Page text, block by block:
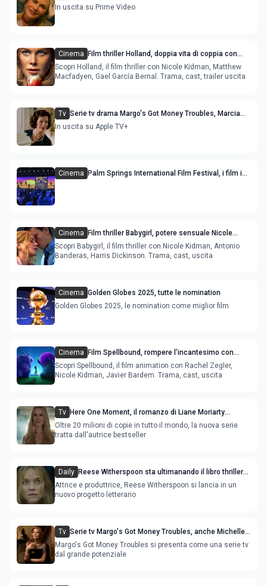
casalinga perfetta nel trailer
In uscita su Prime Video
Cinema
Film thriller Holland, doppia vita di coppia con
Nicole Kidman e Gael García Bernal
Scopri Holland, il film thriller con Nicole Kidman, Matthew
Macfadyen, Gael García Bernal. Trama, cast, trailer uscita
Tv Serie tv drama Margo's Got Money Troubles, Marcia
Gay Harden si aggiunge al cast
In uscita su Apple TV+
Cinema
Palm Springs International Film Festival, i film in
Cinema
Film thriller Babygirl, potere sensuale Nicole
Kidman e Harris Dickinson
Scopri Babygirl, il film thriller con Nicole Kidman, Antonio
Banderas, Harris Dickinson. Trama, cast, uscita
Cinema Golden Globes 2025, tutte le nomination
Golden Globes 2025, le nomination come miglior film
Cinema
Film Spellbound, rompere l’incantesimo con
Rachel Zegler e Nicole Kidman
Scopri Spellbound, il film animation con Rachel Zegler,
Nicole Kidman, Javier Bardem. Trama, cast, uscita
Tv Here One Moment, il romanzo di Liane Moriarty
diventerà una serie tv thriller con Nicole Kidman
Oltre 20 milioni di copie in tutto il mondo, la nuova serie
tratta dall'autrice bestseller
Daily Reese Witherspoon sta ultimanando il libro thriller
con lo scrittore bestseller Harlan Coben
Attrice e produttrice, Reese Witherspoon si lancia in un
nuovo progetto letterario
Tv Serie tv Margo's Got Money Troubles, anche Michelle
Pfeiffer nel cast
Margo's Got Money Troubles si presenta come una serie tv
dal grande potenziale